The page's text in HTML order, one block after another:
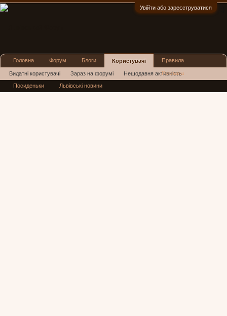
Увійти або зареєструватися
Головна Форум Блоги Користувачі
Видатні користувачі Зараз на форумі Нещодавня активність
Нові повідомлення профілю
Правила
Реклама
Посиденьки Львівські новини